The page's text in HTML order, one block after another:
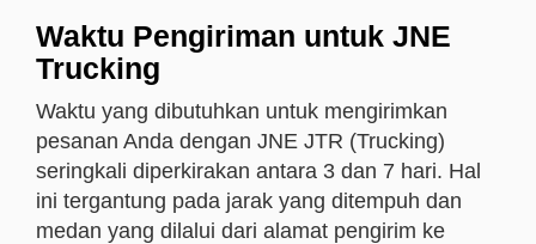
Waktu Pengiriman untuk JNE
Trucking
Waktu yang dibutuhkan untuk mengirimkan
pesanan Anda dengan JNE JTR (Trucking)
seringkali diperkirakan antara 3 dan 7 hari. Hal
ini tergantung pada jarak yang ditempuh dan
medan yang dilalui dari alamat pengirim ke